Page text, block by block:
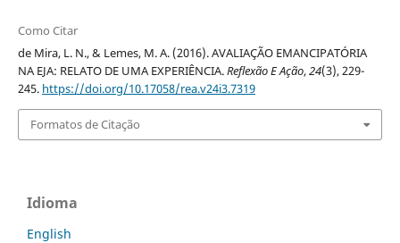
Como Citar
de Mira, L. N., & Lemes, M. A. (2016). AVALIAÇÃO EMANCIPATÓRIA
NA EJA: RELATO DE UMA EXPERIÊNCIA.Reflexão E Ação,24(3), 229-
245. https://doi.org/10.17058/rea.v24i3.7319
Formatos de Citação
Idioma
English